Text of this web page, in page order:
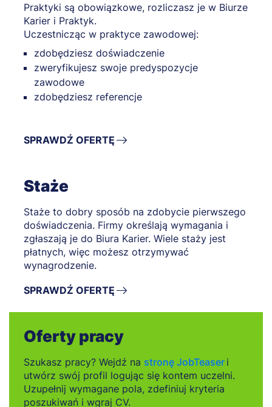
Praktyki są obowiązkowe, rozliczasz je w Biurze
Karier i Praktyk.
Uczestnicząc w praktyce zawodowej:
zdobędziesz doświadczenie
zweryfikujesz swoje predyspozycje
zawodowe
zdobędziesz referencje
SPRAWDŹ OFERTĘ
Staże
Staże to dobry sposób na zdobycie pierwszego
doświadczenia. Firmy określają wymagania i
zgłaszają je do Biura Karier. Wiele staży jest
płatnych, więc możesz otrzymywać
wynagrodzenie.
SPRAWDŹ OFERTĘ
Oferty pracy
Szukasz pracy? Wejdź na stronę JobTeaser i
utwórz swój profil logując się kontem uczelni.
Uzupełnij wymagane pola, zdefiniuj kryteria
poszukiwań i wgraj CV.